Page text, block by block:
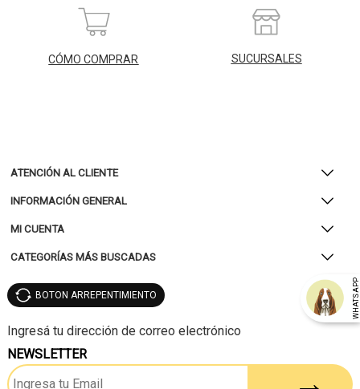
CÓMO COMPRAR SUCURSALES
ATENCIÓN AL CLIENTE
INFORMACIÓN GENERAL
MI CUENTA
CATEGORÍAS MÁS BUSCADAS
WHATSAPP
BOTON ARREPENTIMIENTO
NEWSLETTER